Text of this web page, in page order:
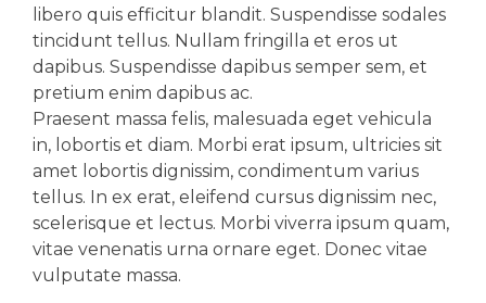
libero quis efficitur blandit. Suspendisse sodales
tincidunt tellus. Nullam fringilla et eros ut
dapibus. Suspendisse dapibus semper sem, et
pretium enim dapibus ac.
Praesent massa felis, malesuada eget vehicula
in, lobortis et diam. Morbi erat ipsum, ultricies sit
amet lobortis dignissim, condimentum varius
tellus. In ex erat, eleifend cursus dignissim nec,
scelerisque et lectus. Morbi viverra ipsum quam,
vitae venenatis urna ornare eget. Donec vitae
vulputate massa.